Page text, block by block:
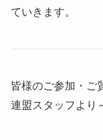
ていきます。
皆様のご参加・ご
連盟スタッフより